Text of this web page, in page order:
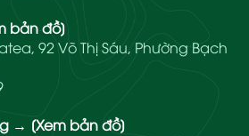
bản đồ]
92 Võ Thị Sáu, Phường Bạch
→ [Xem bản đồ]